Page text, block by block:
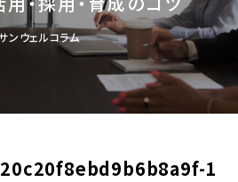
ンウェルコラム
1